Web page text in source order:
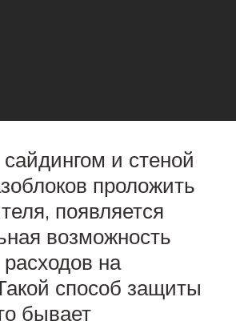
и стеной
проложить
появляется
возможность
на
способ защиты
бывает